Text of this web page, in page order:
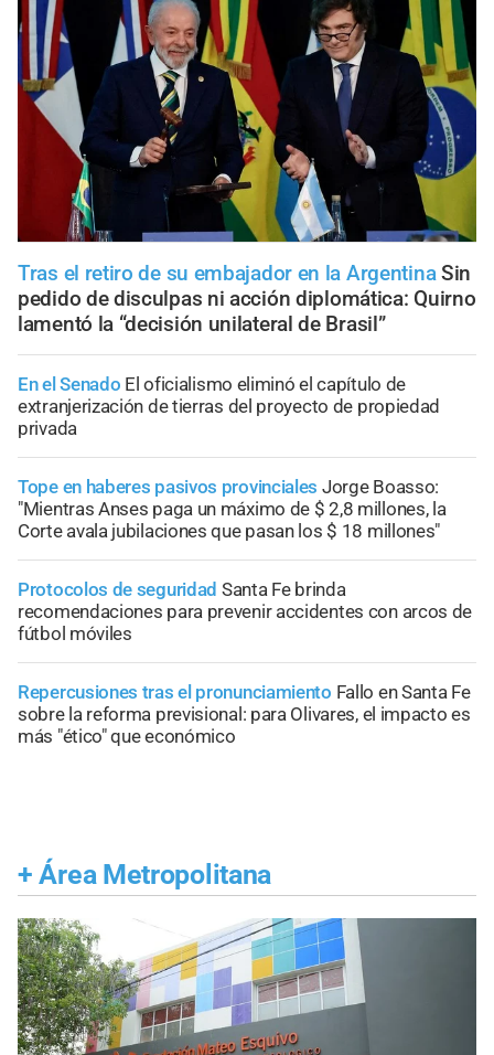
Tras el retiro de su embajador en la Argentina Sin
pedido de disculpas ni acción diplomática: Quirno
lamentó la “decisión unilateral de Brasil”
En el Senado El oficialismo eliminó el capítulo de
extranjerización de tierras del proyecto de propiedad
privada
Tope en haberes pasivos provinciales Jorge Boasso:
"Mientras Anses paga un máximo de $ 2,8 millones, la
Corte avala jubilaciones que pasan los $ 18 millones"
Protocolos de seguridad Santa Fe brinda
recomendaciones para prevenir accidentes con arcos de
fútbol móviles
Repercusiones tras el pronunciamiento Fallo en Santa Fe
sobre la reforma previsional: para Olivares, el impacto es
más "ético" que económico
+ Área Metropolitana